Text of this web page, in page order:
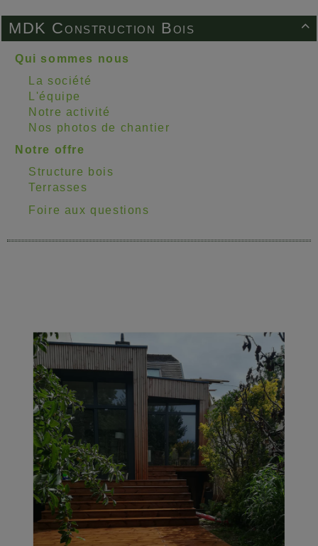

MDK Construction Bois
Qui sommes nous
La société
L'équipe
Notre activité
Nos photos de chantier
Notre offre
Structure bois
Terrasses
Foire aux questions